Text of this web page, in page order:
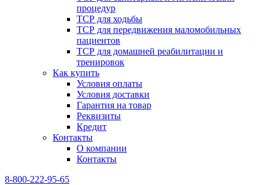
процедур
ТСР для ходьбы
ТСР для передвижения маломобильных
пациентов
ТСР для домашней реабилитации и
тренировок
Как купить
Условия оплаты
Условия доставки
Гарантия на товар
Реквизиты
Кредит
Контакты
О компании
Контакты
8-800-222-95-65